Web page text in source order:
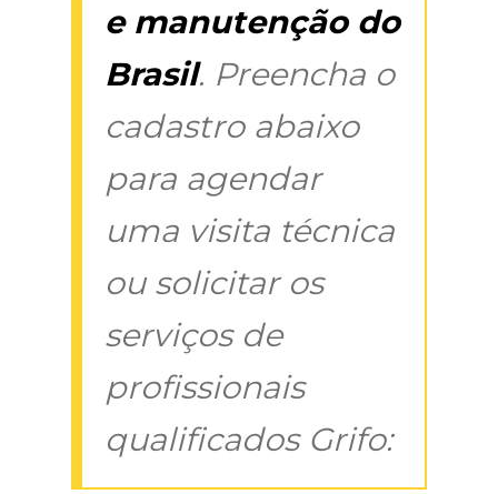
e manutenção do
Brasil. Preencha o
cadastro abaixo
para agendar
uma visita técnica
ou solicitar os
serviços de
profissionais
qualificados Grifo: